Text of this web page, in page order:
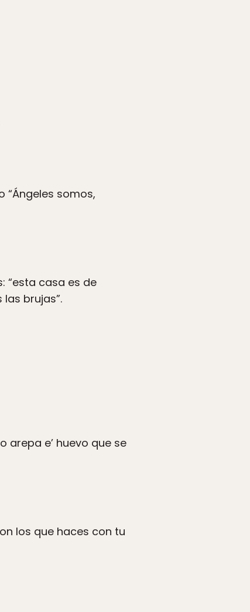
somos,
“esta casa es de
brujas”.
arepa e’ huevo que se
los que haces con tu